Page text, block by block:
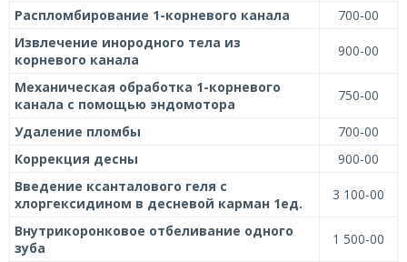
Распломбирование 1-корневого канала
700-00
Извлечение инородного тела из
корневого канала
900-00
Механическая обработка 1-корневого
канала с помощью эндомотора
750-00
Удаление пломбы
700-00
Коррекция десны
900-00
Введение ксанталового геля с
хлоргексидином в десневой карман 1ед.
3 100-00
Внутрикоронковое отбеливание одного
зуба
1 500-00